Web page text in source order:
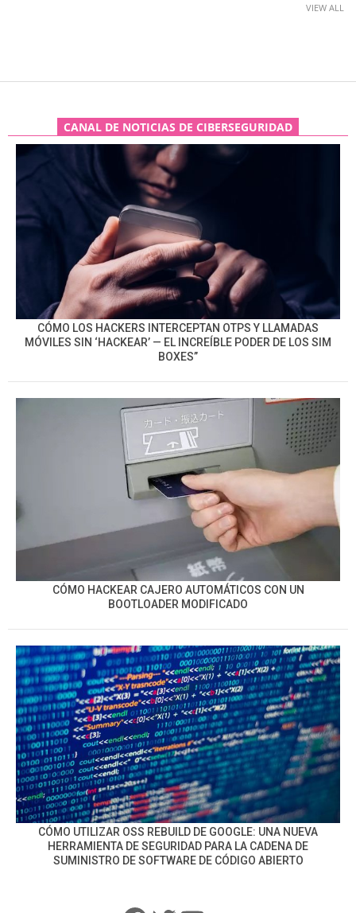
VIEW ALL
CANAL DE NOTICIAS DE CIBERSEGURIDAD
CÓMO LOS HACKERS INTERCEPTAN OTPS Y LLAMADAS
MÓVILES SIN ‘HACKEAR’ — EL INCREÍBLE PODER DE LOS SIM
BOXES”
CÓMO HACKEAR CAJERO AUTOMÁTICOS CON UN
BOOTLOADER MODIFICADO
CÓMO UTILIZAR OSS REBUILD DE GOOGLE: UNA NUEVA
HERRAMIENTA DE SEGURIDAD PARA LA CADENA DE
SUMINISTRO DE SOFTWARE DE CÓDIGO ABIERTO